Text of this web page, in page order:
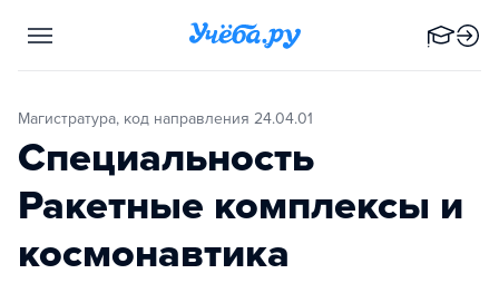
Магистратура, код направления 24.04.01
Специальность
Ракетные комплексы и
космонавтика